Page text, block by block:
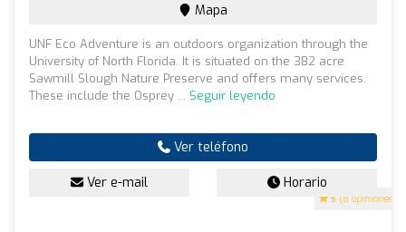
5 (8 opiniones)
Mapa
UNF Eco Adventure is an outdoors organization through the
University of North Florida. It is situated on the 382 acre
Sawmill Slough Nature Preserve and offers many services.
These include the Osprey ... Seguir leyendo
Ver teléfono
Ver e-mail Horario